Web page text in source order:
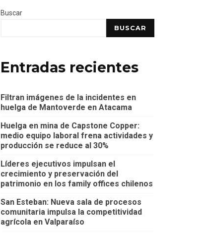
Buscar
BUSCAR
Entradas recientes
Filtran imágenes de la incidentes en
huelga de Mantoverde en Atacama
Huelga en mina de Capstone Copper:
medio equipo laboral frena actividades y
producción se reduce al 30%
Líderes ejecutivos impulsan el
crecimiento y preservación del
patrimonio en los family offices chilenos
San Esteban: Nueva sala de procesos
comunitaria impulsa la competitividad
agrícola en Valparaíso